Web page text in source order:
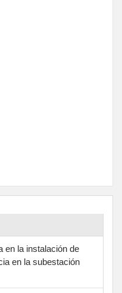
en la instalación de
en la subestación